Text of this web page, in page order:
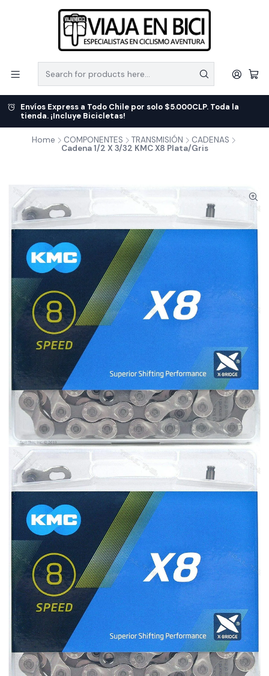
Envíos Express a Todo Chile por solo $5.000CLP. Toda la
tienda. ¡Incluye Bicicletas!
Home COMPONENTES TRANSMISIÓN
CADENAS
Cadena 1/2 X 3/32 KMC X8 Plata/Gris